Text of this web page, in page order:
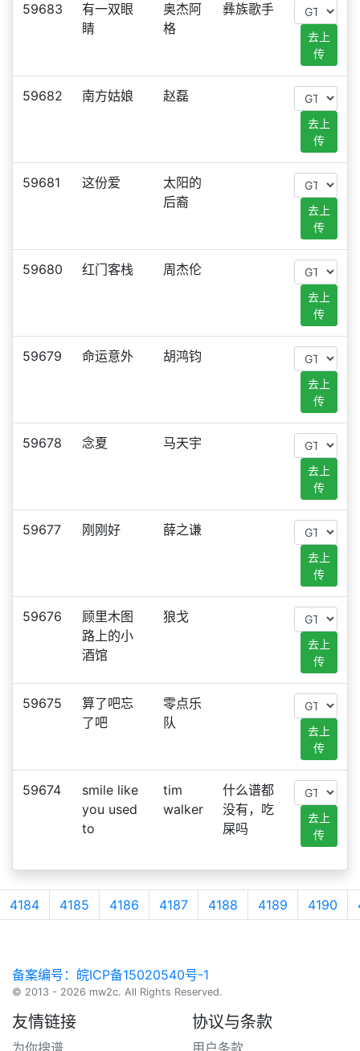
59683
有一双眼
睛
奥杰阿
格
彝族歌手
去上
传
59682 南方姑娘 赵磊
去上
传
59681 这份爱
太阳的
后裔
去上
传
59680 红门客栈 周杰伦
去上
传
59679 命运意外 胡鸿钧
去上
传
59678 念夏 马天宇
去上
传
59677 刚刚好 薛之谦
去上
传
59676
顾里木图
路上的小
酒馆
狼戈
去上
传
59675
算了吧忘
了吧
零点乐
队
去上
传
59674
smile like
you used
to
tim
walker
什么谱都
没有，吃
屎吗
去上
传
4184 4185 4186 4187 4188 4189 4190
备案编号：皖ICP备15020540号-1
© 2013 - 2026 mw2c. All Rights Reserved.
友情链接
为你搜谱
协议与条款
用户条款